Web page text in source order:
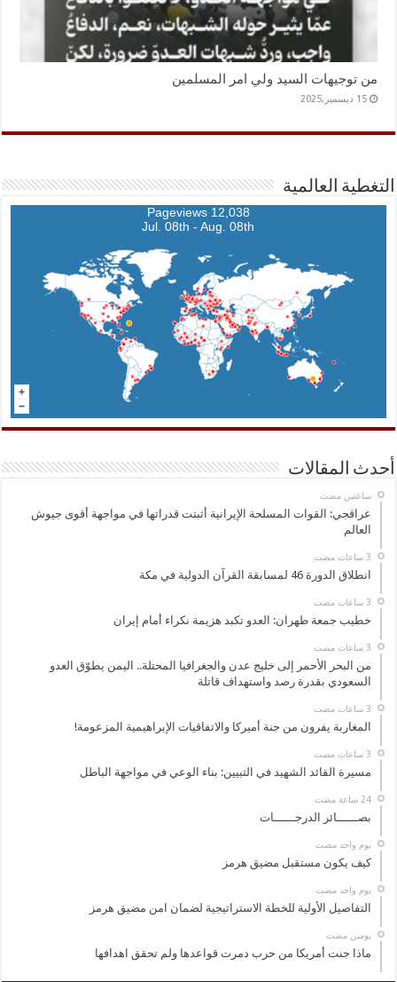
من توجيهات السيد ولي امر المسلمين
15 ديسمبر,2025
التغطية العالمية
12,038 Pageviews
Jul. 08th - Aug. 08th
أحدث المقالات
‏ساعتين مضت
عراقجي: القوات المسلحة الإيرانية أثبتت قدراتها في مواجهة أقوى جيوش
العالم
انطلاق الدورة 46 لمسابقة القرآن الدولية في مكة
خطيب جمعة طهران: العدو تكبد هزيمة نكراء أمام إيران
من البحر الأحمر إلى خليج عدن والجغرافيا المحتلة.. اليمن يطوّق العدو
السعودي بقدرة رصد واستهداف قاتلة
المغاربة يفرون من جنة أميركا والاتفاقيات الإبراهيمية المزعومة!
مسيرة القائد الشهيد في التبيين: بناء الوعي في مواجهة الباطل
‏24 ساعة مضت
بصــــــائر الدرجــــــات
‏يوم واحد مضت
كيف يكون مستقبل مضيق هرمز
‏يوم واحد مضت
التفاصيل الأولية للخطة الاستراتيجية لضمان امن مضيق هرمز
‏يومين مضت
ماذا جنت أمريكا من حرب دمرت قواعدها ولم تحقق اهدافها